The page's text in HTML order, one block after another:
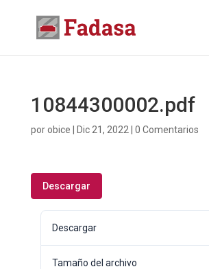
10844300002.pdf
porobice Dic 21, 2022 0 Comentarios
Descargar
Descargar
Tamaño del archivo